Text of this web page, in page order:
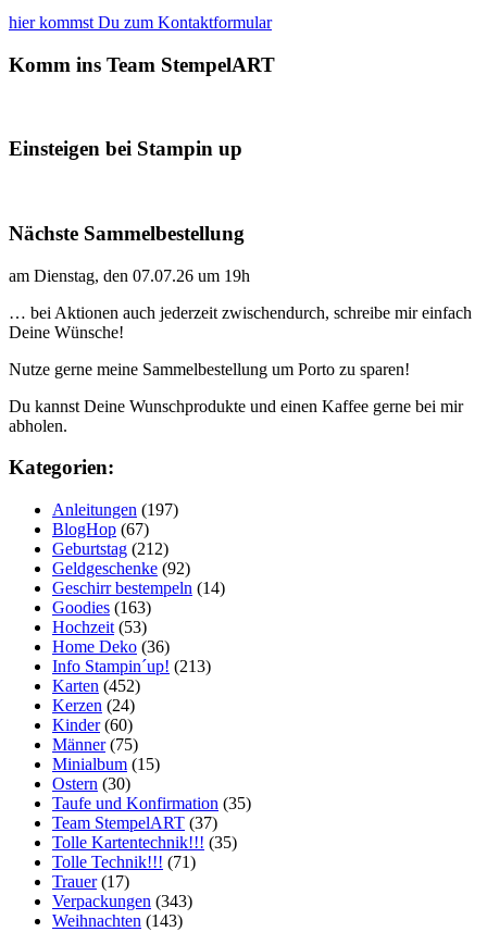
hier kommst Du zum Kontaktformular
Komm ins Team StempelART
Einsteigen bei Stampin up
Nächste Sammelbestellung
am Dienstag, den 07.07.26 um 19h
… bei Aktionen auch jederzeit zwischendurch, schreibe mir einfach
Deine Wünsche!
Nutze gerne meine Sammelbestellung um Porto zu sparen!
Du kannst Deine Wunschprodukte und einen Kaffee gerne bei mir
abholen.
Kategorien:
Anleitungen (197)
BlogHop (67)
Geburtstag (212)
Geldgeschenke (92)
Geschirr bestempeln (14)
Goodies (163)
Hochzeit (53)
Home Deko (36)
Info Stampin´up! (213)
Karten (452)
Kerzen (24)
Kinder(60)
Männer(75)
Minialbum (15)
Ostern (30)
Taufe und Konfirmation (35)
Team StempelART (37)
Tolle Kartentechnik!!! (35)
Tolle Technik!!! (71)
Trauer(17)
Verpackungen (343)
Weihnachten (143)